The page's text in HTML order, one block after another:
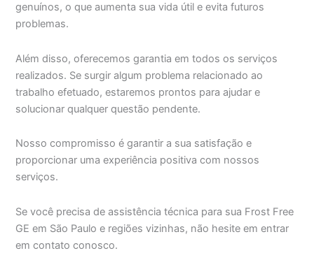
genuínos, o que aumenta sua vida útil e evita futuros
problemas.
Além disso, oferecemos garantia em todos os serviços
realizados. Se surgir algum problema relacionado ao
trabalho efetuado, estaremos prontos para ajudar e
solucionar qualquer questão pendente.
Nosso compromisso é garantir a sua satisfação e
proporcionar uma experiência positiva com nossos
serviços.
Se você precisa de assistência técnica para sua Frost Free
GE em São Paulo e regiões vizinhas, não hesite em entrar
em contato conosco.